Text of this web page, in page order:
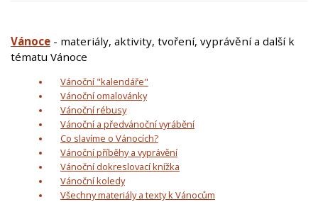
Vánoce - materiály, aktivity, tvoření, vyprávění a další k
tématu Vánoce
Vánoční "kalendáře"
Vánoční omalovánky
Vánoční rébusy
Vánoční a předvánoční vyrábění
Co slavíme o Vánocích?
Vánoční příběhy a vyprávění
Vánoční dokreslovací knížka
Vánoční koledy
Všechny materiály a texty k Vánocům